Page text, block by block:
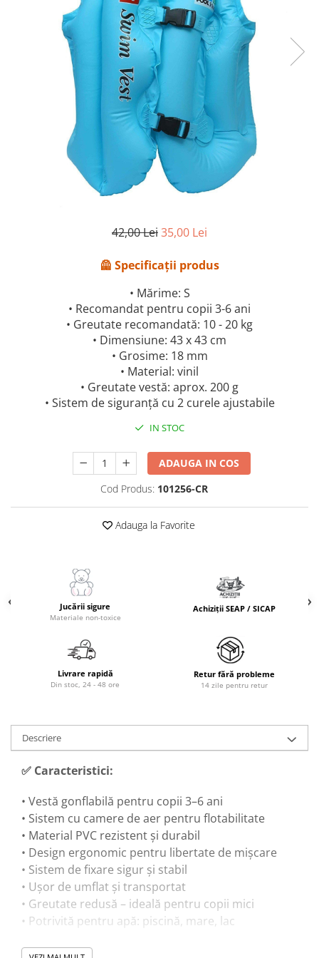
42,00 Lei35,00 Lei
🦺 Specificații produs
• Mărime: S
• Recomandat pentru copii 3-6 ani
• Greutate recomandată: 10 - 20 kg
• Dimensiune: 43 x 43 cm
• Grosime: 18 mm
• Material: vinil
• Greutate vestă: aprox. 200 g
• Sistem de siguranță cu 2 curele ajustabile
IN STOC
ADAUGA IN COS
Cod Produs: 101256-CR
Adauga la Favorite
Jucării sigure
Materiale non-toxice
Achiziții SEAP / SICAP
Livrare rapidă
Din stoc, 24 - 48 ore
Retur fără probleme
14 zile pentru retur
Descriere
✅ Caracteristici:
• Vestă gonflabilă pentru copii 3–6 ani
• Sistem cu camere de aer pentru flotabilitate
• Material PVC rezistent și durabil
• Design ergonomic pentru libertate de mișcare
• Sistem de fixare sigur și stabil
• Ușor de umflat și transportat
• Greutate redusă – ideală pentru copii mici
• Potrivită pentru apă: piscină, mare, lac